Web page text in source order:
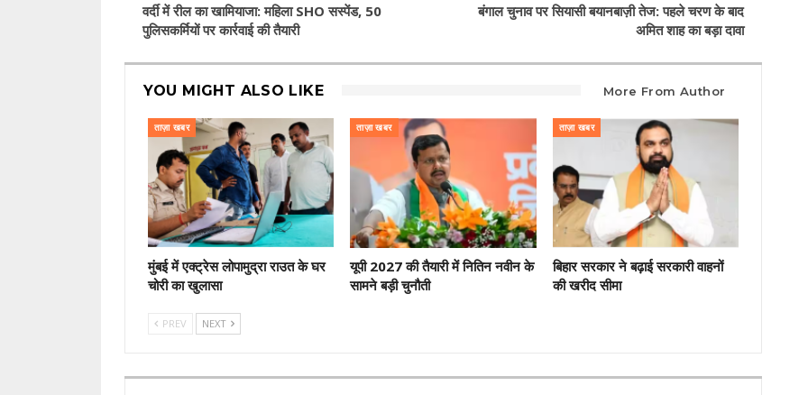
वर्दी में रील का खामियाजा: महिला SHO सस्पेंड, 50
पुलिसकर्मियों पर कार्रवाई की तैयारी
बंगाल चुनाव पर सियासी बयानबाज़ी तेज: पहले चरण के बाद
अमित शाह का बड़ा दावा
YOU MIGHT ALSO LIKE More From Author
ताज़ा खबर
मुंबई में एक्ट्रेस लोपामुद्रा राउत के घर
चोरी का खुलासा
ताज़ा खबर
यूपी 2027 की तैयारी में नितिन नवीन के
सामने बड़ी चुनौती
ताज़ा खबर
बिहार सरकार ने बढ़ाई सरकारी वाहनों
की खरीद सीमा
PREV NEXT